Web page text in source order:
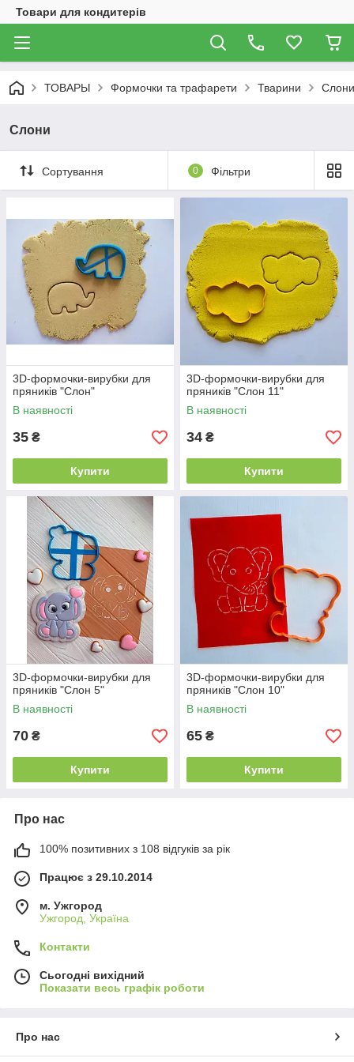
Товари для кондитерів
ТОВАРЫ Формочки та трафарети Тварини Слони
Слони
Сортування 0 Фільтри
3D-формочки-вирубки для
пряників "Слон"
В наявності
35 ₴
Купити
3D-формочки-вирубки для
пряників "Слон 11"
В наявності
34 ₴
Купити
3D-формочки-вирубки для
пряників "Слон 5"
В наявності
70 ₴
Купити
3D-формочки-вирубки для
пряників "Слон 10"
В наявності
65 ₴
Купити
Про нас
100% позитивних з 108 відгуків за рік
Працює з 29.10.2014
м. Ужгород
Ужгород, Україна
Контакти
Сьогодні вихідний
Показати весь графік роботи
Про нас